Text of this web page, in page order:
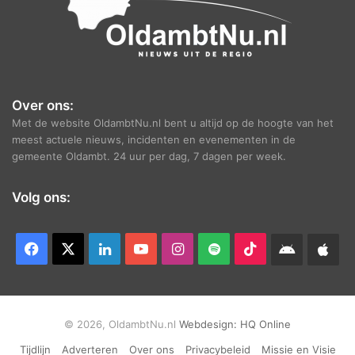
Over ons:
Met de website OldambtNu.nl bent u altijd op de hoogte van het
meest actuele nieuws, incidenten en evenementen in de
gemeente Oldambt. 24 uur per dag, 7 dagen per week.
Volg ons:
Facebook LinkedInYouTubeInstagram
Spotify TikTokAndroid
© 2026, OldambtNu.nl Webdesign: HQ Online
Tijdlijn
Adverteren Over ons Privacybeleid Missie en Visie